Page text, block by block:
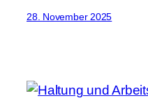
28. November 2025